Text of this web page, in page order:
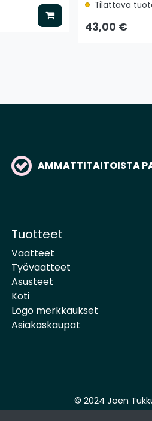
Lisää koriin
Tilattava
43,00 €
AMMATTITAITOISTA
Tuotteet
Vaatteet
Työvaatteet
Asusteet
Koti
Logo merkkaukset
Asiakaskaupat
© 2024 Joen